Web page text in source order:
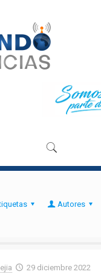
Autores
29 diciembre 2022